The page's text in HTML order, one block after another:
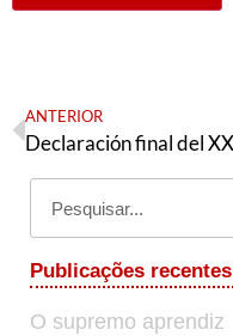
ANTERIOR
Publicações recentes
O supremo aprendiz